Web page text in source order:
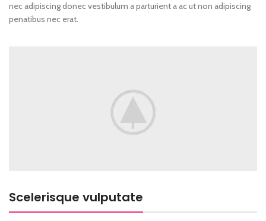
nec adipiscing donec vestibulum a parturient a ac ut non adipiscing
penatibus nec erat.
Scelerisque vulputate